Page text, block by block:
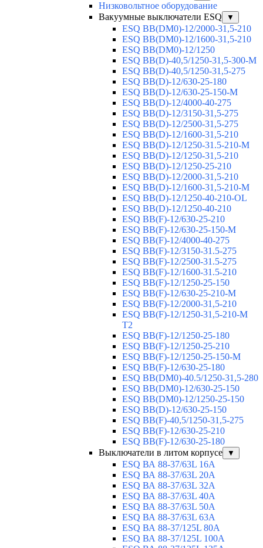
Низковольтное оборудование
Вакуумные выключатели ESQ
▼
ESQ ВВ(DM0)-12/2000-31,5-210
ESQ ВВ(DM0)-12/1600-31,5-210
ESQ ВВ(DM0)-12/1250
ESQ ВВ(D)-40,5/1250-31,5-300-М
ESQ ВВ(D)-40,5/1250-31,5-275
ESQ ВВ(D)-12/630-25-180
ESQ ВВ(D)-12/630-25-150-М
ESQ ВВ(D)-12/4000-40-275
ESQ ВВ(D)-12/3150-31,5-275
ESQ ВВ(D)-12/2500-31,5-275
ESQ ВВ(D)-12/1600-31,5-210
ESQ ВВ(D)-12/1250-31.5-210-М
ESQ ВВ(D)-12/1250-31,5-210
ESQ ВВ(D)-12/1250-25-210
ESQ BB(D)-12/2000-31,5-210
ESQ BB(D)-12/1600-31,5-210-М
ESQ BB(D)-12/1250-40-210-OL
ESQ BB(D)-12/1250-40-210
ESQ ВВ(F)-12/630-25-210
ESQ ВВ(F)-12/630-25-150-М
ESQ ВВ(F)-12/4000-40-275
ESQ ВВ(F)-12/3150-31.5-275
ESQ ВВ(F)-12/2500-31.5-275
ESQ ВВ(F)-12/1600-31.5-210
ESQ ВВ(F)-12/1250-25-150
ESQ BB(F)-12/630-25-210-М
ESQ BB(F)-12/2000-31,5-210
ESQ BB(F)-12/1250-31,5-210-М
T2
ESQ BB(F)-12/1250-25-180
ESQ ВВ(F)-12/1250-25-210
ESQ ВВ(F)-12/1250-25-150-М
ESQ BB(F)-12/630-25-180
ESQ ВВ(DM0)-40.5/1250-31,5-280
ESQ ВВ(DM0)-12/630-25-150
ESQ ВВ(DM0)-12/1250-25-150
ESQ BB(D)-12/630-25-150
ESQ ВВ(F)-40,5/1250-31,5-275
ESQ ВВ(F)-12/630-25-210
ESQ ВВ(F)-12/630-25-180
Выключатели в литом корпусе
▼
ESQ ВА 88-37/63L 16A
ESQ ВА 88-37/63L 20A
ESQ ВА 88-37/63L 32A
ESQ ВА 88-37/63L 40A
ESQ ВА 88-37/63L 50A
ESQ ВА 88-37/63L 63A
ESQ ВА 88-37/125L 80A
ESQ ВА 88-37/125L 100A